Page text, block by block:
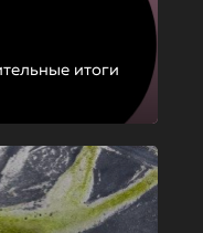
итоги